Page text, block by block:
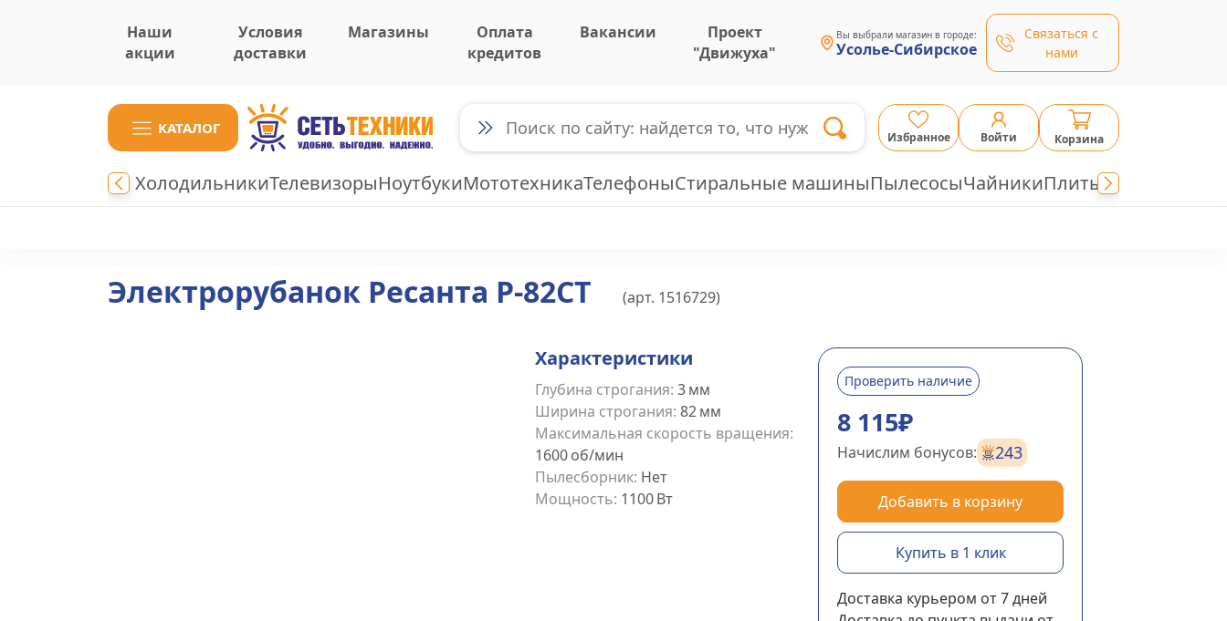
Наши
акции
Условия
доставки
Магазины
Оплата
кредитов
Вакансии
Проект
"Движуха"
Вы выбрали магазин в городе:
Усолье-Сибирское
Связаться с
нами
КАТАЛОГ
Избранное Войти Корзина
ХолодильникиТелевизорыНоутбукиМототехникаТелефоныСтиральные машиныПылесосыЧайникиПлиты
Электрорубанок Ресанта Р-82СТ (арт. 1516729)
8 115₽
Проверить наличие
Начислим бонусов: 243
Добавить в корзину
Купить в 1 клик
Доставка курьером от 7дней
Характеристики
Глубина строгания: 3мм
Ширина строгания: 82мм
Максимальная скорость вращения:
1600об/мин
Пылесборник: Нет
Мощность: 1100Вт